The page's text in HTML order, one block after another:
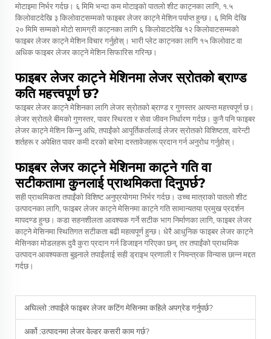
मोटाइमा निर्भर गर्दछ। ६ मिमि भन्दा कम मोटाइको पातलो शीट काट्नका लागि, १.५
किलोवाटदेखि ३ किलोवाटसम्मको फाइबर लेजर काट्ने मेशिन पर्याप्त हुन्छ। ६ मिमि देखि
२० मिमि सम्मको मोटो सामग्री काट्नका लागि ६ किलोवाटदेखि १२ किलोवाटसम्मको
फाइबर लेजर काट्ने मेशिन विचार गर्नुहोस्। भारी प्लेट काट्नका लागि १५ किलोवाट वा
अधिक फाइबर लेजर काट्ने मेशिन सिफारिस गरिन्छ।
फाइबर लेजर काट्ने मेशिनमा लेजर स्रोतको ब्राण्ड
कति महत्त्वपूर्ण छ?
फाइबर लेजर काट्ने मेशिनका लागि लेजर स्रोतको ब्राण्ड र गुणस्तर अत्यन्त महत्त्वपूर्ण छ।
लेजर स्रोतले बीमको गुणस्तर, पावर स्थिरता र सेवा जीवन निर्धारण गर्दछ। कुनै पनि फाइबर
लेजर काट्ने मेशिन किन्नु अघि, तपाईंको आपूर्तिकर्तालाई लेजर स्रोतको विशिष्टता, वारेन्टी
शर्तहरू र अपेक्षित पावर कमी दरको बारेमा दस्तावेजहरू प्रदान गर्न अनुरोध गर्नुहोस्।
फाइबर लेजर काट्ने मेशिनमा काट्ने गति वा
सटीकतामा कुनलाई प्राथमिकता दिनुपर्छ?
सही प्राथमिकता तपाईंको विशिष्ट अनुप्रयोगमा निर्भर गर्दछ। उच्च मात्राको पातलो शीट
उत्पादनका लागि, फाइबर लेजर काट्ने मेसिनमा काट्ने गति सामान्यतया प्रमुख प्रदर्शन
मापदण्ड हुन्छ। कडा सहनशीलता आवश्यक गर्ने सटीक भाग निर्माणका लागि, फाइबर लेजर
काट्ने मेसिनमा स्थितिगत सटीकता बढी महत्वपूर्ण हुन्छ। धेरै आधुनिक फाइबर लेजर काट्ने
मेसिनका मोडलहरू दुवै कुरा प्रदान गर्न डिजाइन गरिएका छन्, तर तपाईंको प्राथमिक
उत्पादन आवश्यकता बुझ्नाले तपाईंलाई सही ड्राइभ प्रणाली र नियन्त्रक विन्यास छान्न मद्दत
गर्दछ।
अघिल्लो :तपाईंले फाइबर लेजर कटिंग मेसिनमा कहिले अपग्रेड गर्नुपर्छ?
अर्को :उत्पादनमा लेजर वेल्डर कसरी काम गर्छ?